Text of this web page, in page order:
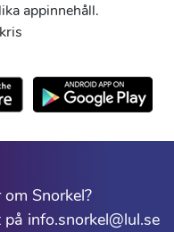
appinnehåll.
Snorkel?
info.snorkel@lul.se